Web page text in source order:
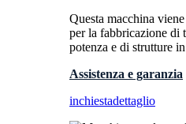
Questa macchina
per la fabbricazione di
potenza e di strutture
Assistenza e garanzia
inchiestadettaglio